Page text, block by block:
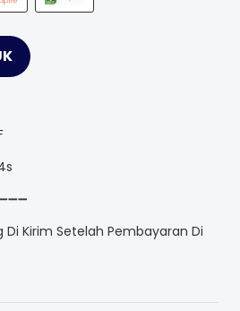
Di Kirim Setelah Pembayaran Di